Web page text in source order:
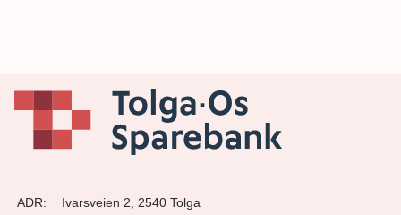
ADR:
Ivarsveien 2, 2540 Tolga